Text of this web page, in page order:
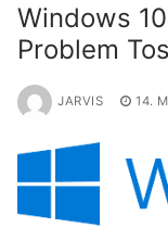
Windows
Problem
JARVIS 14.